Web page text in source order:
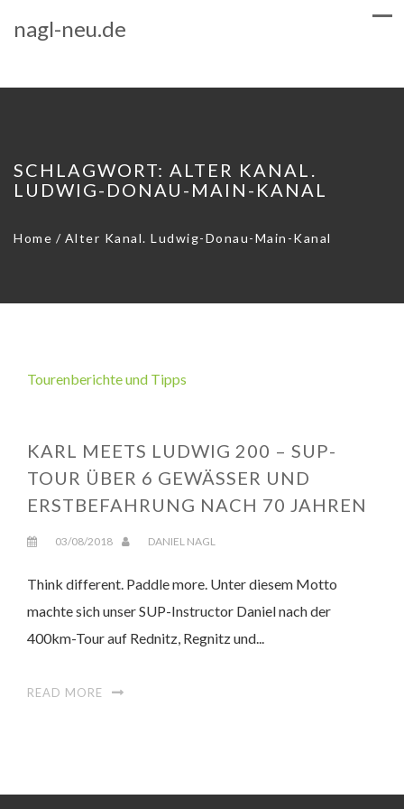
nagl-neu.de
SCHLAGWORT: ALTER KANAL.
LUDWIG-DONAU-MAIN-KANAL
Home / Alter Kanal. Ludwig-Donau-Main-Kanal
Tourenberichte und Tipps
KARL MEETS LUDWIG 200 – SUP-
TOUR ÜBER 6 GEWÄSSER UND
ERSTBEFAHRUNG NACH 70 JAHREN
03/08/2018 DANIEL NAGL
Think different. Paddle more. Unter diesem Motto
machte sich unser SUP-Instructor Daniel nach der
400km-Tour auf Rednitz, Regnitz und...
READ MORE